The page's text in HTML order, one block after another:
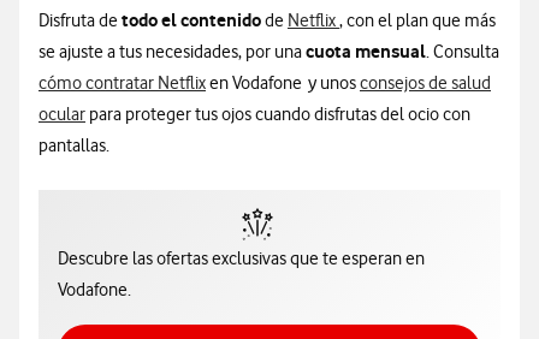
Disfruta detodo el contenidode Netflix, con el plan que más
se ajuste a tus necesidades, por unacuota mensual. Consulta
cómo contratar Netflixen Vodafone y unosconsejos de salud
ocular para proteger tus ojos cuando disfrutas del ocio con
pantallas.
Descubre las ofertas exclusivas que te esperan en
Vodafone.